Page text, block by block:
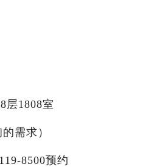
层1808室
需求）
8500预约